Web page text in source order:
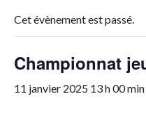
Cet évènement est passé.
Championnat
11 janvier 2025 13 h 00 min